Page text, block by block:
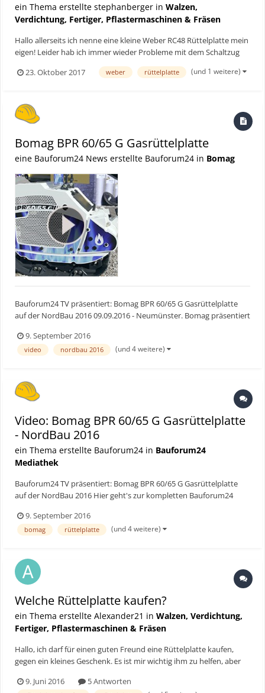
ein Thema erstellte stephanberger in Walzen,
Verdichtung, Fertiger, Pflastermaschinen & Fräsen
Hallo allerseits ich nenne eine kleine Weber RC48 Rüttelplatte mein
eigen! Leider hab ich immer wieder Probleme mit dem Schaltzug
zum Vor und Rückwärts fahren! Dieser ist mir nun schon 2 mal
direkt vom Übergang vom Bowdenzug auf das aufgepresste
23. Oktober 2017 weber rüttelplatte (und 1 weitere)
Bomag BPR 60/65 G Gasrüttelplatte
eine Bauforum24 News erstellte Bauforum24 in Bomag
Bauforum24 TV präsentiert: Bomag BPR 60/65 G Gasrüttelplatte
auf der NordBau 2016 09.09.2016 - Neumünster. Bomag präsentiert
60/65 G als Konzeptstudie. Die mit Gas angebtriebene Platte wird
bisher noch nicht in Serie produzi...
9. September 2016
video nordbau 2016 (und 4 weitere)
Video: Bomag BPR 60/65 G Gasrüttelplatte
- NordBau 2016
ein Thema erstellte Bauforum24 in Bauforum24
Mediathek
Bauforum24 TV präsentiert: Bomag BPR 60/65 G Gasrüttelplatte
auf der NordBau 2016 Hier geht's zur kompletten Bauforum24
9. September 2016
bomag rüttelplatte (und 4 weitere)
Welche Rüttelplatte kaufen?
ein Thema erstellte Alexander21 in Walzen, Verdichtung,
Fertiger, Pflastermaschinen & Fräsen
Hallo, ich darf für einen guten Freund eine Rüttelplatte kaufen,
gegen ein kleines Geschenk. Es ist mir wichtig ihm zu helfen, aber
meine Bitte an euch: Könntet ihr mir ein paar Tipps geben, zu Wie
9. Juni 2016 5 Antworten